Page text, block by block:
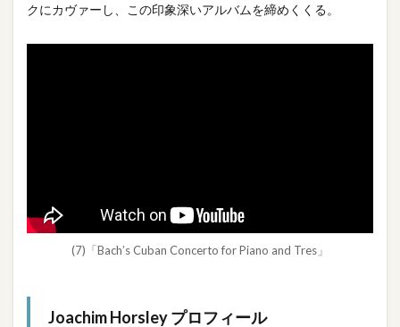
クにカヴァーし、この印象深いアルバムを締めくくる。
(7)「Bach’s Cuban Concerto for Piano and Tres」
Joachim Horsleyプロフィール